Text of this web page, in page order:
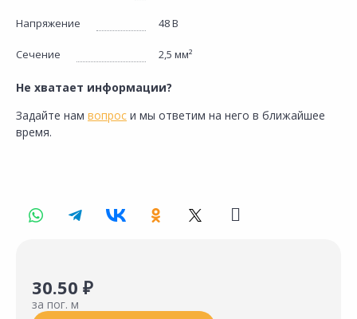
Напряжение 48 В
Сечение 2,5 мм²
Не хватает информации?
Задайте нам вопрос и мы ответим на него в ближайшее
время.
30.50 ₽
за пог. м